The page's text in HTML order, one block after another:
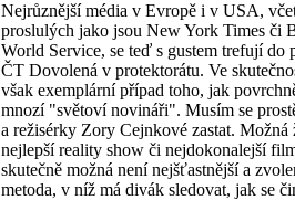
Nejrůznější média v Evropě i v USA,
proslulých jako jsou New York Times či
World Service, se teď s gustem trefují do
ČT Dovolená v protektorátu. Ve
však exemplární případ toho, jak
mnozí "světoví novináři". Musím se
a režisérky Zory Cejnkové zastat. Možná
nejlepší reality show či nejdokonalejší
skutečně možná není nejšťastnější a
metoda, v níž má divák sledovat, jak se